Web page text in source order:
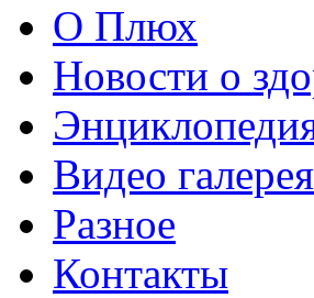
О Плюх
Новости о
Видео галерея
Разное
Контакты